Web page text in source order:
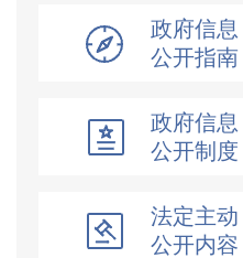
政府信息
公开指南
政府信息
公开制度
法定主动
公开内容